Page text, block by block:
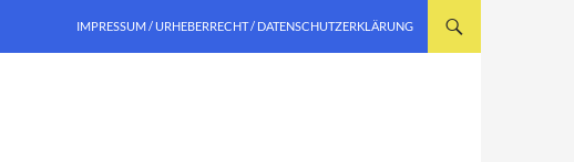
IMPRESSUM / URHEBERRECHT / DATENSCHUTZERKLÄRUNG